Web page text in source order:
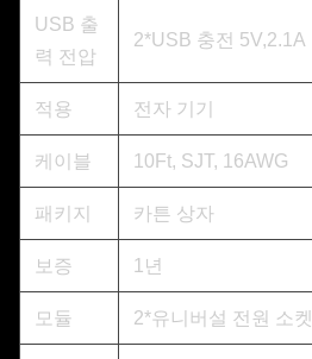
USB 출
력 전압
2*USB 충전 5V,2.1A
적용 전자 기기
케이블 10Ft, SJT, 16AWG
패키지 카튼 상자
보증 1년
모듈 2*유니버설 전원 소켓